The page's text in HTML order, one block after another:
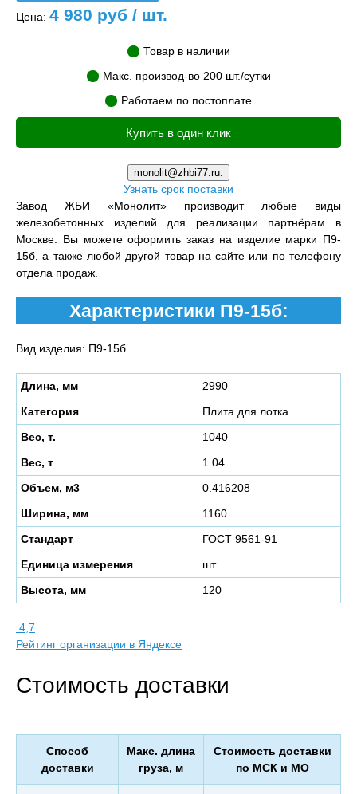
Цена: 4 980 руб / шт.
Товар в наличии
Макс. производ-во 200 шт./сутки
Работаем по постоплате
Купить в один клик
monolit@zhbi77.ru.
Узнать срок поставки
Завод ЖБИ «Монолит» производит любые виды
железобетонных изделий для реализации партнёрам в
Москве. Вы можете оформить заказ на изделие марки П9-
15б, а также любой другой товар на сайте или по телефону
отдела продаж.
Характеристики П9-15б:
Вид изделия: П9-15б
Длина, мм
2990
Категория
Плита для лотка
Вес, т.
1040
Вес, т
1.04
Объем, м3
0.416208
Ширина, мм
1160
Стандарт
ГОСТ 9561-91
Единица измерения
шт.
Высота, мм
120
4,7
Рейтинг организации в Яндексе
Стоимость доставки
Способ
доставки
Макс. длина
груза, м
Стоимость доставки
по МСК и МО